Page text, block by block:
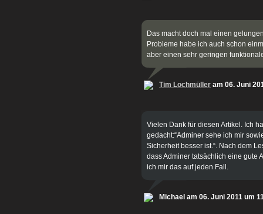
Das macht doch mal einen
Probleme habe ich auch schon
aber einen sehr geringen
Tim Lochmüller am 06. Juni
Vielen Dank für diesen Artikel. Ich
gedacht:“Adminer sehe ich mir
Sicherheit besser ist.“. Nach dem
dass Adminer tatsächlich eine gute
ich mir das auf jeden Fall.
Michael am 06. Juni 2011 um